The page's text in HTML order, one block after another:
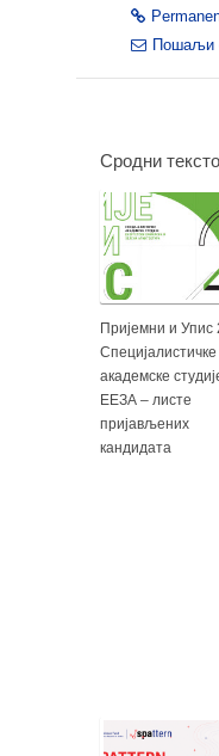
Пошаљи
Сродни
Пријемни и Упис
Специјалистичке
академске
ЕЕЗА – листе
пријављених
кандидата